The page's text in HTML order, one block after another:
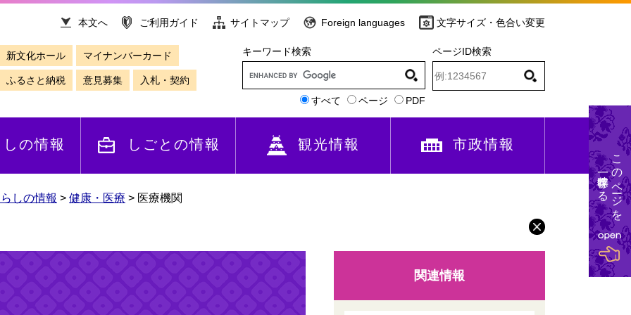
本文へ ご利用ガイド サイトマップ Foreign languages 文字サイズ・色合い変更
新文化ホール マイナンバーカード
ふるさと納税 意見募集 入札・契約
キーワード検索
すべて ページ PDF
ページID検索
の情報 しごとの情報 観光情報 市政情報
しの情報 > 健康・医療 > 医療機関
関連情報
このページを
一時保存する